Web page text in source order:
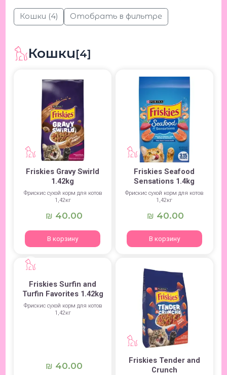
Кошки (4) Отобрать в фильтре
Кошки[4]
Friskies Gravy Swirld
1.42kg
Фрискис сухой корм для котов
1,42кг
₪ 40.00
В корзину
Friskies Seafood
Sensations 1.4kg
Фрискис сухой корм для котов
1,42кг
₪ 40.00
В корзину
Friskies Surfin and
Turfin Favorites 1.42kg
Фрискис сухой корм для котов
1,42кг
₪ 40.00
Friskies Tender and
Crunch